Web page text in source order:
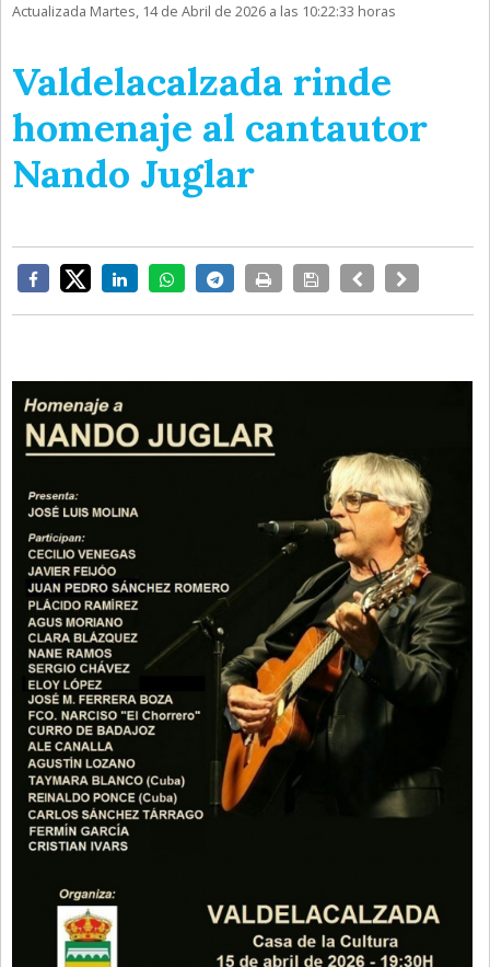
Actualizada Martes, 14 de Abril de 2026 a las 10:22:33 horas
Valdelacalzada rinde
homenaje al cantautor
Nando Juglar